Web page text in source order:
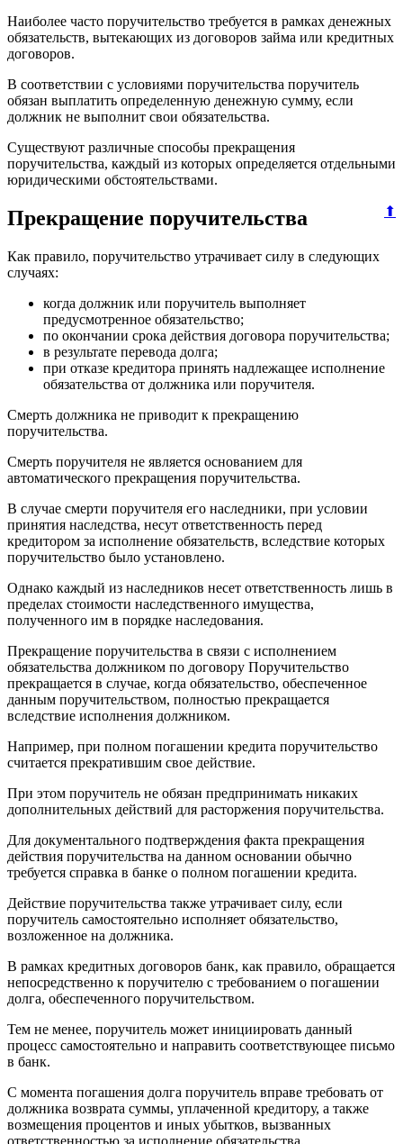
Наиболее часто поручительство требуется в рамках денежных
обязательств, вытекающих из договоров займа или кредитных
договоров.
В соответствии с условиями поручительства поручитель
обязан выплатить определенную денежную сумму, если
должник не выполнит свои обязательства.
Существуют различные способы прекращения
поручительства, каждый из которых определяется отдельными
юридическими обстоятельствами.
⬆
Прекращение поручительства
Как правило, поручительство утрачивает силу в следующих
случаях:
когда должник или поручитель выполняет
предусмотренное обязательство;
по окончании срока действия договора поручительства;
в результате перевода долга;
при отказе кредитора принять надлежащее исполнение
обязательства от должника или поручителя.
Смерть должника не приводит к прекращению
поручительства.
Смерть поручителя не является основанием для
автоматического прекращения поручительства.
В случае смерти поручителя его наследники, при условии
принятия наследства, несут ответственность перед
кредитором за исполнение обязательств, вследствие которых
поручительство было установлено.
Однако каждый из наследников несет ответственность лишь в
пределах стоимости наследственного имущества,
полученного им в порядке наследования.
Прекращение поручительства в связи с исполнением
обязательства должником по договору Поручительство
прекращается в случае, когда обязательство, обеспеченное
данным поручительством, полностью прекращается
вследствие исполнения должником.
Например, при полном погашении кредита поручительство
считается прекратившим свое действие.
При этом поручитель не обязан предпринимать никаких
дополнительных действий для расторжения поручительства.
Для документального подтверждения факта прекращения
действия поручительства на данном основании обычно
требуется справка в банке о полном погашении кредита.
Действие поручительства также утрачивает силу, если
поручитель самостоятельно исполняет обязательство,
возложенное на должника.
В рамках кредитных договоров банк, как правило, обращается
непосредственно к поручителю с требованием о погашении
долга, обеспеченного поручительством.
Тем не менее, поручитель может инициировать данный
процесс самостоятельно и направить соответствующее письмо
в банк.
С момента погашения долга поручитель вправе требовать от
должника возврата суммы, уплаченной кредитору, а также
возмещения процентов и иных убытков, вызванных